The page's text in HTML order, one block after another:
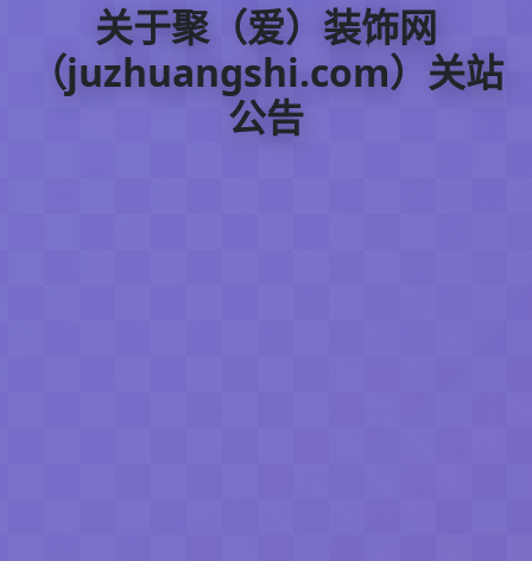
关于聚（爱）装饰网
（juzhuangshi.com）关站
公告